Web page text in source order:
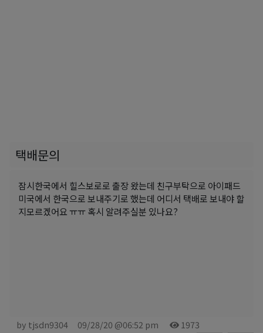
택배문의
잠시한국에서 힐스보로로 출장 왔는데 친구부탁으로 아이패드
미국에서 한국으로 보내주기로 했는데 어디서 택배로 보내야 할
지모르겠어요 ㅠㅠ 혹시 알려주실분 있나요?
by tjsdn9304 09/28/20 @06:52 pm 1973